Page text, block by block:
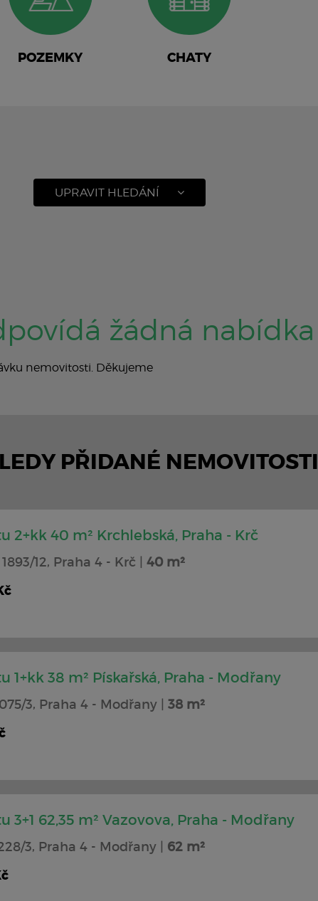
POZEMKY CHATY
UPRAVIT HLEDÁNÍ
žádná nabídka
nemovitosti. Děkujeme
PŘIDANÉ NEMOVITOSTI
2+kk 40 m² Krchlebská, Praha - Krč
12, Praha 4 - Krč | 40 m²
1+kk 38 m² Pískařská, Praha - Modřany
3, Praha 4 - Modřany | 38 m²
3+1 62,35 m² Vazovova, Praha - Modřany
3, Praha 4 - Modřany | 62 m²